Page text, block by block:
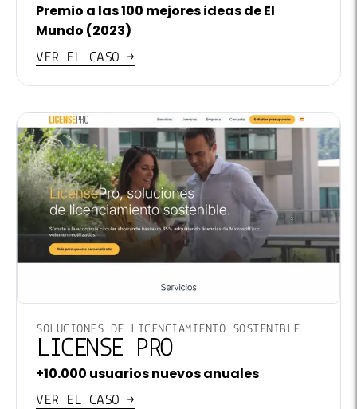
Premio a las 100 mejores ideas de El
Mundo (2023)
VER EL CASO →
SOLUCIONES DE LICENCIAMIENTO SOSTENIBLE
LICENSE PRO
+10.000 usuarios nuevos anuales
VER EL CASO →